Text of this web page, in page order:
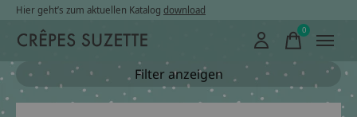
Hier geht’s zum aktuellen Katalog download
0items
Filter anzeigen